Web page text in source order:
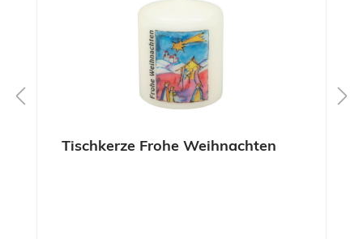
Tischkerze Frohe Weihnachten